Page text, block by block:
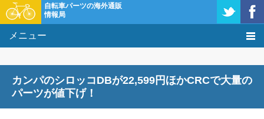
自転車パーツの海外通販
情報局
メニュー
カンパのシロッコDBが22,599円ほかCRCで大量の
パーツが値下げ！